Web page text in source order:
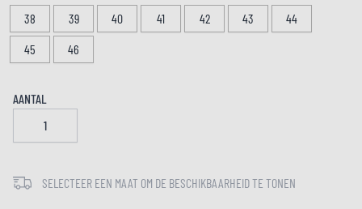
38
39 40 41 42 43
44
45
46
AANTAL
SELECTEER EEN MAAT OM DE BESCHIKBAARHEID TE TONEN